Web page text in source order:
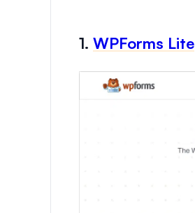
1. WPForms Lite